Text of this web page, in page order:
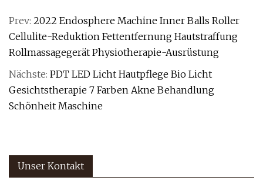
Prev: 2022 Endosphere Machine Inner Balls Roller
Cellulite-Reduktion Fettentfernung Hautstraffung
Rollmassagegerät Physiotherapie-Ausrüstung
Nächste: PDT LED Licht Hautpflege Bio Licht
Gesichtstherapie 7 Farben Akne Behandlung
Schönheit Maschine
Unser Kontakt